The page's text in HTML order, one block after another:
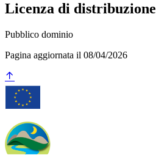
Licenza di distribuzione
Pubblico dominio
Pagina aggiornata il 08/04/2026